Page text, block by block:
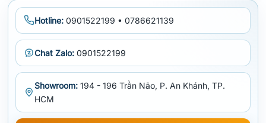
Hotline: 0901522199 • 0786621139
Chat Zalo: 0901522199
Showroom: 194 - 196 Trần Não, P. An Khánh, TP.
HCM